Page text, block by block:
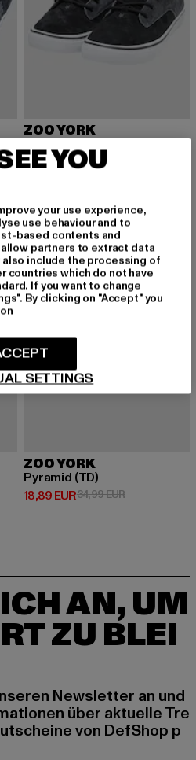
ZYFWM000012 Zoo York Pyramid
79,99 EUR
ZOO YORK
Hangout
34,30 EUR
Derzeitiger Preis: 34,30 EUR
69,99 EUR
39,99 EUR
-46%
ZOO YORK
Pyramid (TD)
18,89 EUR
Derzeitiger Preis: 18,89 EUR
34,99 EURAktionspreis:
AN, UM
ZU BLEI
Newsletter an und
über aktuelle Tre
von DefShop p
YOU
your use experience,
use behaviour and to
based contents and
partners to extract data
include the processing of
countries which do not have
If you want to change
By clicking on "Accept" you
SETTINGS